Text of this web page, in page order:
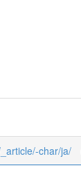
char/ja/